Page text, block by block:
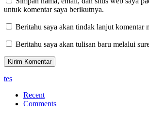
untuk komentar saya berikutnya.
Beritahu saya akan tindak lanjut komentar
Beritahu saya akan tulisan baru melalui
tes
Recent
Comments